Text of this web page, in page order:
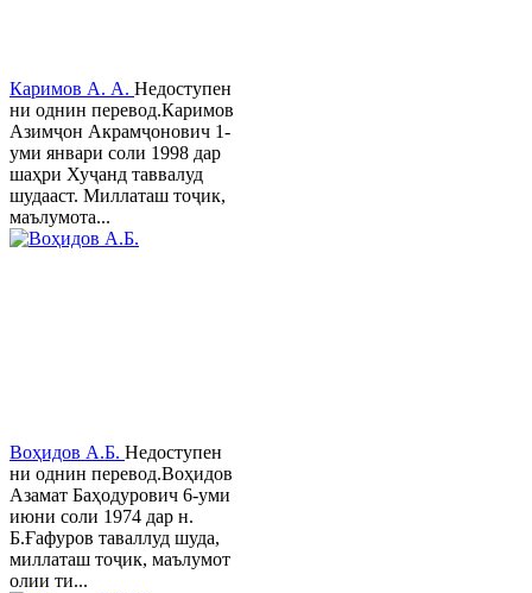
Каримов А. А. Недоступен
ни однин перевод.Каримов
Азимҷон Акрамҷонович 1-
уми январи соли 1998 дар
шаҳри Хуҷанд таввалуд
шудааст. Миллаташ тоҷик,
маълумота...
Воҳидов А.Б. Недоступен
ни однин перевод.Воҳидов
Азамат Баҳодурович 6-уми
июни соли 1974 дар н.
Б.Ғафуров таваллуд шуда,
миллаташ тоҷик, маълумот
олии ти...